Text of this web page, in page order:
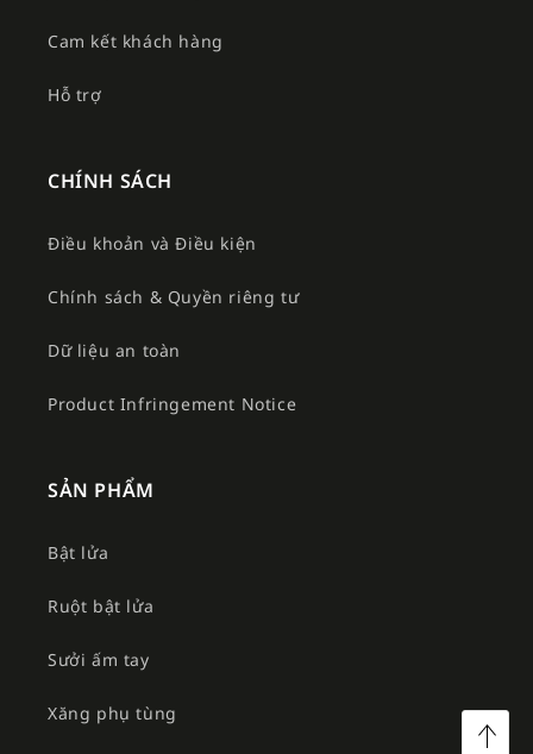
Cam kết khách hàng
Hỗ trợ
CHÍNH SÁCH
Điều khoản và Điều kiện
Chính sách & Quyền riêng tư
Dữ liệu an toàn
Product Infringement Notice
SẢN PHẨM
Bật lửa
Ruột bật lửa
Sưởi ấm tay
Xăng phụ tùng